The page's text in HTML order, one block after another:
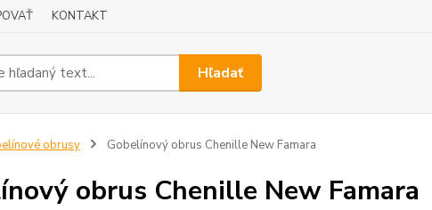
KONTAKT
Hľadať
obrusy Gobelínový obrus Chenille New Famara
obrus Chenille New Famara